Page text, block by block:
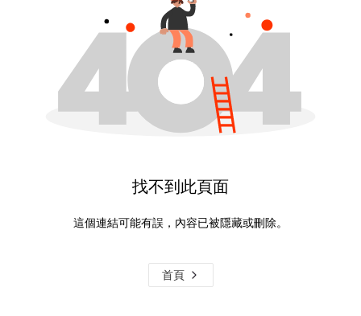
找不到此頁面
這個連結可能有誤，內容已被隱藏或刪除。
首頁